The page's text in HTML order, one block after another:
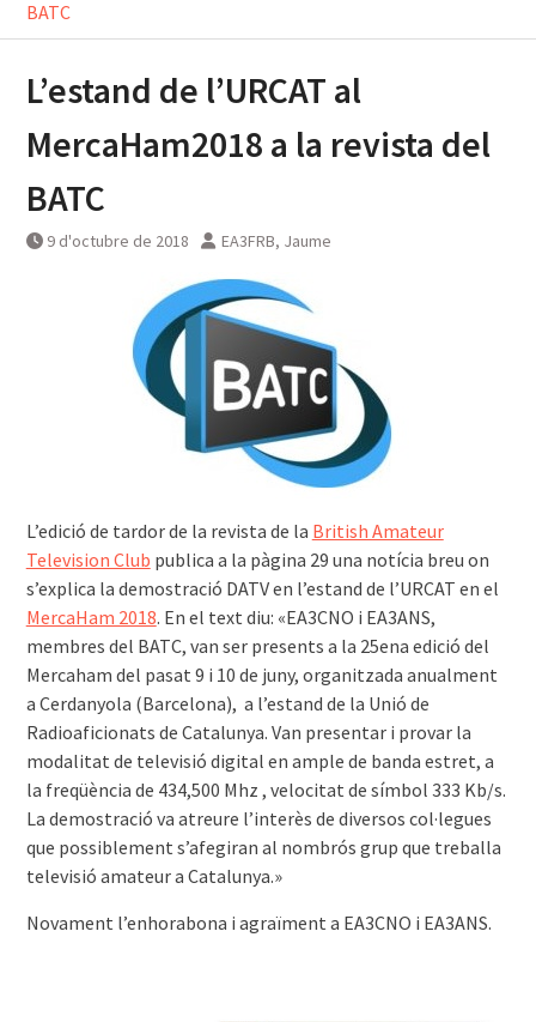
BATC
L’estand de l’URCAT al
MercaHam2018 a la revista del
BATC
9 d'octubre de 2018 EA3FRB, Jaume
L’edició de tardor de la revista de la British Amateur
Television Club publica a la pàgina 29 una notícia breu on
s’explica la demostració DATV en l’estand de l’URCAT en el
MercaHam 2018. En el text diu: «EA3CNO i EA3ANS,
membres del BATC, van ser presents a la 25ena edició del
Mercaham del pasat 9 i 10 de juny, organitzada anualment
a Cerdanyola (Barcelona), a l’estand de la Unió de
Radioaficionats de Catalunya. Van presentar i provar la
modalitat de televisió digital en ample de banda estret, a
la freqüència de 434,500 Mhz , velocitat de símbol 333 Kb/s.
La demostració va atreure l’interès de diversos col·legues
que possiblement s’afegiran al nombrós grup que treballa
televisió amateur a Catalunya.»
Novament l’enhorabona i agraïment a EA3CNO i EA3ANS.